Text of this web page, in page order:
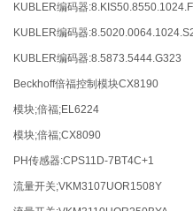
KUBLER编码器
KUBLER编码器
KUBLER编码器:8.5873.5444.G323
Beckhoff倍福控制模块CX8190
模块;倍福;EL6224
模块;倍福;CX8090
PH传感器:CPS11D-7BT4C+1
流量开关;VKM3107UOR1508Y